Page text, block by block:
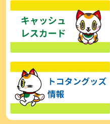
【とこなめボート】西丸敦基が
る」
2026年08月03日
【とこなめボート ルーキーシリ
2026年08月02日
【とこなめボート 日野未来コラ
お誕生日おめでとう！
2026年08月02日